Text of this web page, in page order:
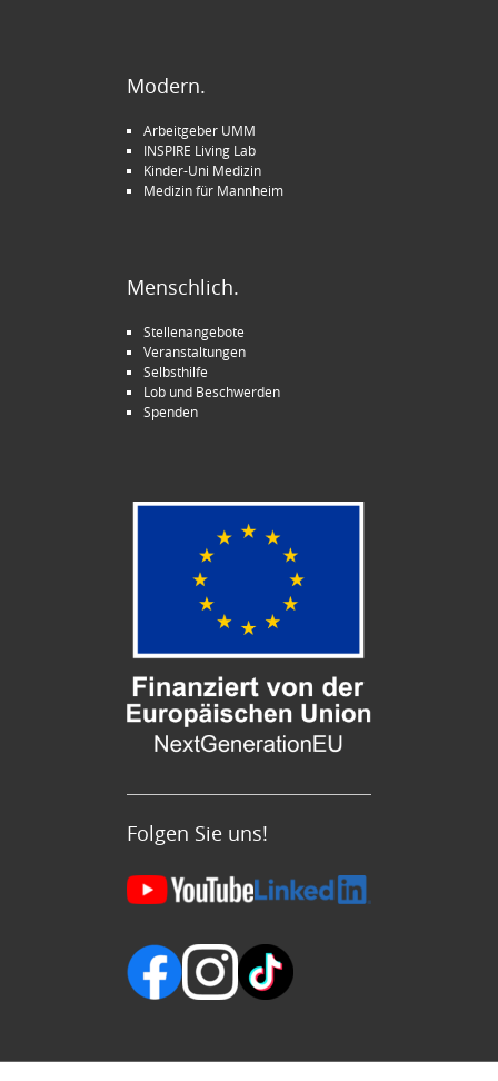
Modern.
Arbeitgeber UMM
INSPIRE Living Lab
Kinder-Uni Medizin
Medizin für Mannheim
Menschlich.
Stellenangebote
Veranstaltungen
Selbsthilfe
Lob und Beschwerden
Spenden
Folgen Sie uns!